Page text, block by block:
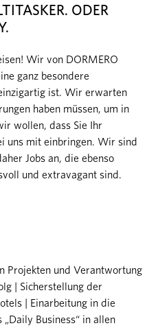
ODER
Wir von DORMERO
ganz besondere
ist. Wir erwarten
haben müssen, um in
wollen, dass Sie Ihr
uns mit einbringen. Wir sind
Jobs an, die ebenso
und extravagant sind.
Projekten und Verantwortung
| Sicherstellung der
| Einarbeitung in die
Business“ in allen